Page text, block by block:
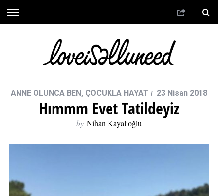
ANNE OLUNCA BEN , ÇOCUKLA HAYAT 23 Nisan 2018
Hımmm Evet Tatildeyiz
by Nihan Kayalıoğlu